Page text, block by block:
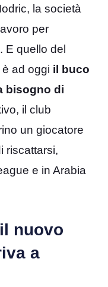
la società
per
E quello del
ad oggi il buco
bisogno di
il club
un giocatore
riscattarsi,
e in Arabia
nuovo
a